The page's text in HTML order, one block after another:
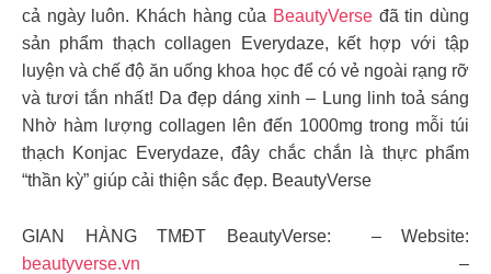
cả ngày luôn. Khách hàng của BeautyVerse đã tin dùng
sản phẩm thạch collagen Everydaze, kết hợp với tập
luyện và chế độ ăn uống khoa học để có vẻ ngoài rạng rỡ
và tươi tắn nhất! Da đẹp dáng xinh – Lung linh toả sáng
Nhờ hàm lượng collagen lên đến 1000mg trong mỗi túi
thạch Konjac Everydaze, đây chắc chắn là thực phẩm
“thần kỳ” giúp cải thiện sắc đẹp. BeautyVerse
GIAN HÀNG TMĐT BeautyVerse: – Website:
beautyverse.vn –